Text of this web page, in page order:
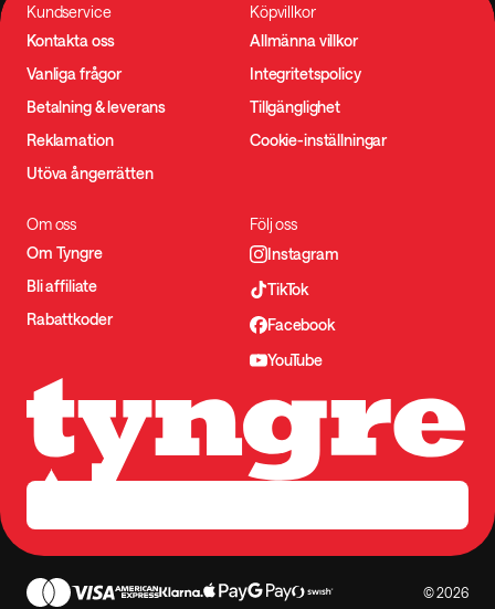
Kundservice
Kontakta oss
Vanliga frågor
Betalning & leverans
Reklamation
Utöva ångerrätten
Köpvillkor
Allmänna villkor
Integritetspolicy
Tillgänglighet
Cookie-inställningar
Om oss
Om Tyngre
Bli affiliate
Rabattkoder
Följ oss
Instagram
TikTok
Facebook
YouTube
© 2026